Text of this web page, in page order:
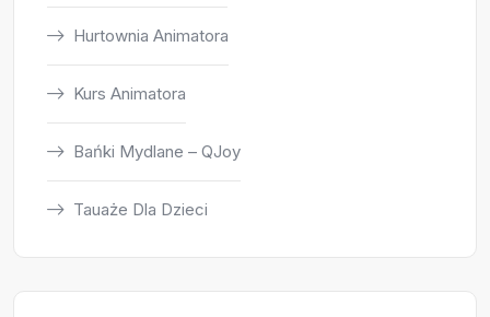
Hurtownia Animatora
Kurs Animatora
Bańki Mydlane – QJoy
Tauaże Dla Dzieci